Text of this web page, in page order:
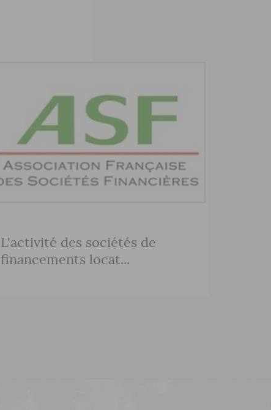
L'activité des sociétés de
financements locat...